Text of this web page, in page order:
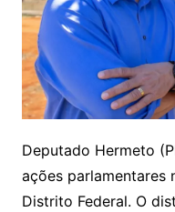
Deputado Hermeto
ações parlamentares
Distrito Federal. O